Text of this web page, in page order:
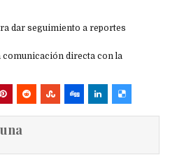
dar seguimiento a reportes
directa con la